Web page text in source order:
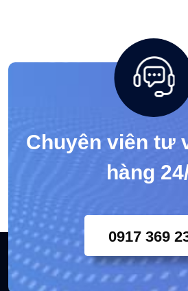
Chuyên viên tư
hàng
0917 369